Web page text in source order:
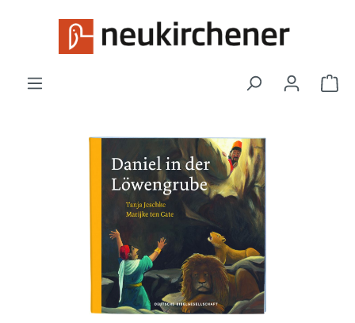
Zum Hauptinhalt springen
Bildergalerie überspringen